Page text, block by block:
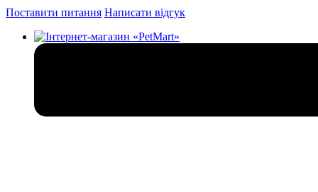
Поставити питання Написати відгук